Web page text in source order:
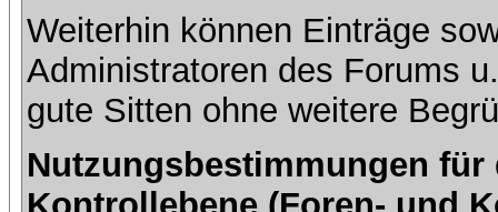
Weiterhin können Einträge
Administratoren des Forums
gute Sitten ohne weitere
Nutzungsbestimmungen